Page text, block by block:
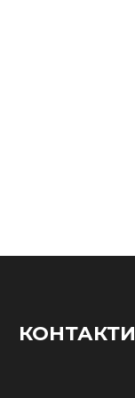
КОНТАКТИ